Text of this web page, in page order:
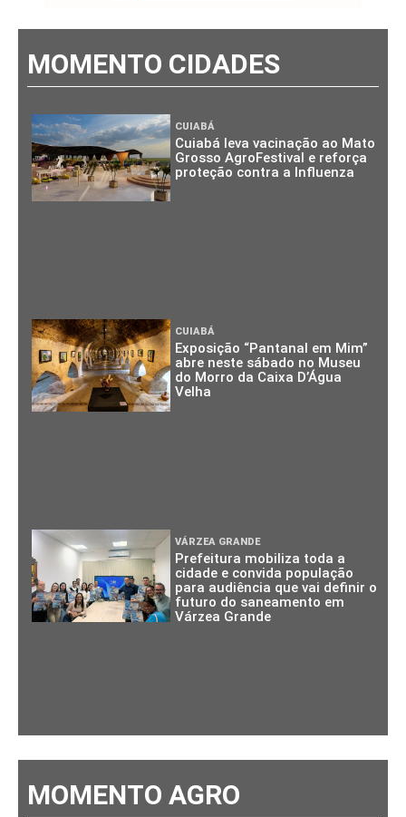
MOMENTO CIDADES
CUIABÁ
Cuiabá leva vacinação ao Mato
Grosso AgroFestival e reforça
proteção contra a Influenza
CUIABÁ
Exposição “Pantanal em Mim”
abre neste sábado no Museu
do Morro da Caixa D’Água
Velha
VÁRZEA GRANDE
Prefeitura mobiliza toda a
cidade e convida população
para audiência que vai definir o
futuro do saneamento em
Várzea Grande
MOMENTO AGRO